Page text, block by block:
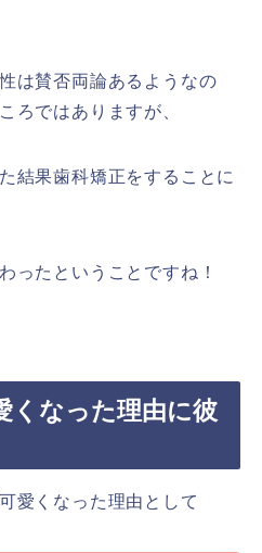
は賛否両論あるようなの
ろではありますが、
結果歯科矯正をすることに
ったということですね！
くなった理由に彼
愛くなった理由として